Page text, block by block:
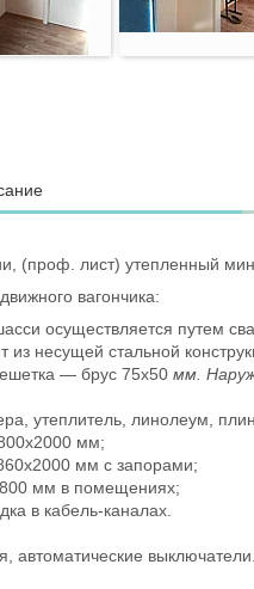
(проф. лист) утепленный
вагончика:
осуществляется путем
из несущей стальной
— брус 75х50 мм.
утеплитель, линолеум,
мм;
мм с запорами;
мм в помещениях;
в кабель-каналах.
автоматические выключатели.